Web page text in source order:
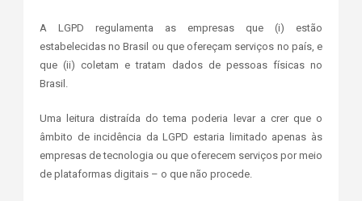
A LGPD regulamenta as empresas que (i) estão
estabelecidas no Brasil ou que ofereçam serviços no país, e
que (ii) coletam e tratam dados de pessoas físicas no
Brasil.
Uma leitura distraída do tema poderia levar a crer que o
âmbito de incidência da LGPD estaria limitado apenas às
empresas de tecnologia ou que oferecem serviços por meio
de plataformas digitais – o que não procede.